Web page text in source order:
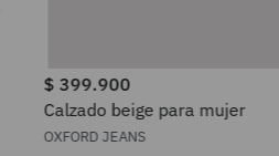
$ 399.900
Calzado beige para mujer
OXFORD JEANS